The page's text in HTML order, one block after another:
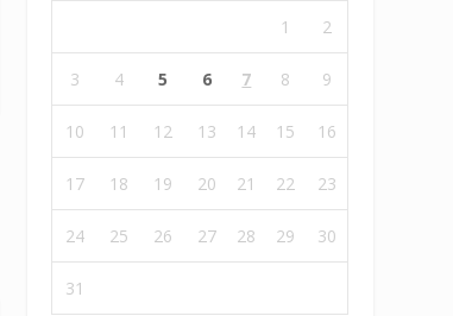
1 2
3 4 5 6 7 8 9
10 11 12 13 14 15 16
17 18 19 20 21 22 23
24 25 26 27 28 29 30
31